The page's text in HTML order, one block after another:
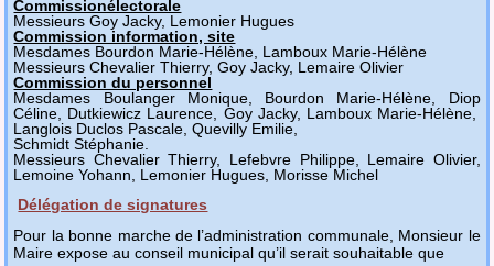
Commissionélectorale
Messieurs Goy Jacky, Lemonier Hugues
Commission information, site
Mesdames Bourdon Marie-Hélène, Lamboux Marie-Hélène
Messieurs Chevalier Thierry, Goy Jacky, Lemaire Olivier
Commission du personnel
Mesdames Boulanger Monique, Bourdon Marie-Hélène, Diop
Céline, Dutkiewicz Laurence, Goy Jacky, Lamboux Marie-Hélène,
Langlois Duclos Pascale, Quevilly Emilie,
Schmidt Stéphanie.
Messieurs Chevalier Thierry, Lefebvre Philippe, Lemaire Olivier,
Lemoine Yohann, Lemonier Hugues, Morisse Michel
Délégation de signatures
Pour la bonne marche de l’administration communale, Monsieur le
Maire expose au conseil municipal qu’il serait souhaitable que